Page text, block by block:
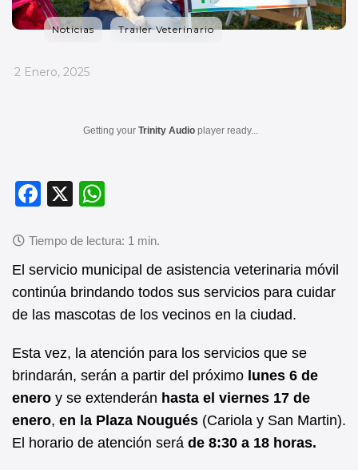
Noticias Trailer Veterinario
_
2 Enero, 2025
Getting your Trinity Audio player ready...
F
c
e
b
o
o
k
X
at
s
A
p
p
El servicio municipal de asistencia veterinaria móvil
continúa brindando todos sus servicios para cuidar
de las mascotas de los vecinos en la ciudad.
Esta vez, la atención para los servicios que se
brindarán, serán a partir del próximo lunes 6 de
enero y se extenderán hasta el viernes 17 de
enero, en la Plaza Nougués (Cariola y San Martin).
El horario de atención será de 8:30 a 18 horas.